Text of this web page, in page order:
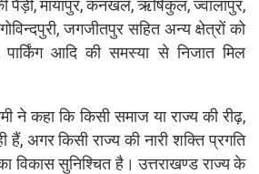
पैड़ी, मायापुर, कनखल, ऋषिकुल, ज्वालापुर,
जगजीतपुर सहित अन्य क्षेत्रों को
आदि की समस्या से निजात मिल
ने कहा कि किसी समाज या राज्य की रीढ़,
अगर किसी राज्य की नारी शक्ति प्रगति
विकास सुनिश्चित है। उत्तराखण्ड राज्य के